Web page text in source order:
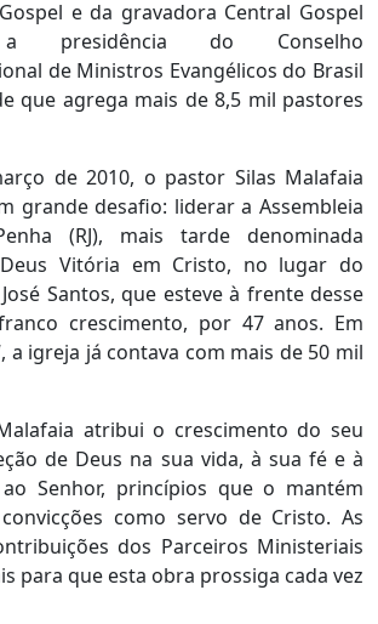
e da gravadora Central Gospel
do Conselho
de Ministros Evangélicos do Brasil
que agrega mais de 8,5 mil pastores
de 2010, o pastor Silas Malafaia
grande desafio: liderar a Assembleia
(RJ), mais tarde denominada
Vitória em Cristo, no lugar do
Santos, que esteve à frente desse
crescimento, por 47 anos. Em
a igreja já contava com mais de 50 mil
atribui o crescimento do seu
de Deus na sua vida, à sua fé e à
Senhor, princípios que o mantém
como servo de Cristo. As
dos Parceiros Ministeriais
para que esta obra prossiga cada vez